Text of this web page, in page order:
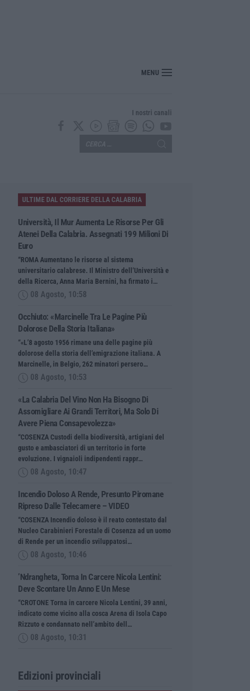
MENU
I nostri canali
ULTIME DAL CORRIERE DELLA CALABRIA
Università, Il Mur Aumenta Le Risorse Per Gli
Atenei Della Calabria. Assegnati 199 Milioni Di
Euro
“ROMA Aumentano le risorse al sistema
universitario calabrese. Il Ministro dell’Università e
della Ricerca, Anna Maria Bernini, ha firmato i…
08 Agosto, 10:58
Occhiuto: «Marcinelle Tra Le Pagine Più
Dolorose Della Storia Italiana»
“«L’8 agosto 1956 rimane una delle pagine più
dolorose della storia dell’emigrazione italiana. A
Marcinelle, in Belgio, 262 minatori persero…
08 Agosto, 10:53
«La Calabria Del Vino Non Ha Bisogno Di
Assomigliare Ai Grandi Territori, Ma Solo Di
Avere Piena Consapevolezza»
“COSENZA Custodi della biodiversità, artigiani del
gusto e ambasciatori di un territorio in forte
evoluzione. I vignaioli indipendenti rappr…
08 Agosto, 10:47
Incendio Doloso A Rende, Presunto Piromane
Ripreso Dalle Telecamere – VIDEO
“COSENZA Incendio doloso è il reato contestato dal
Nucleo Carabinieri Forestale di Cosenza ad un uomo
di Rende per un incendio sviluppatosi…
08 Agosto, 10:46
’Ndrangheta, Torna In Carcere Nicola Lentini:
Deve Scontare Un Anno E Un Mese
“CROTONE Torna in carcere Nicola Lentini, 39 anni,
indicato come vicino alla cosca Arena di Isola Capo
Rizzuto e condannato nell’ambito dell…
08 Agosto, 10:31
Edizioni provinciali